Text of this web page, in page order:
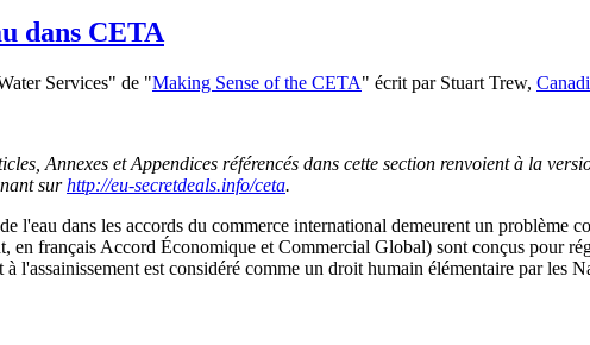
dans CETA
Services" de "Making Sense of the CETA" écrit par Stuart Trew,
Annexes et Appendices référencés dans cette section renvoient à la
surhttp://eu-secretdeals.info/ceta.
l'eau dans les accords du commerce international demeurent un problème
en français Accord Économique et Commercial Global) sont conçus pour
l'assainissement est considéré comme un droit humain élémentaire par les